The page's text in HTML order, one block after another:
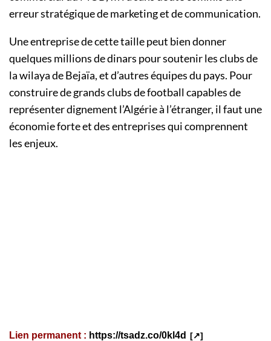
erreur stratégique de marketing et de communication.
Une entreprise de cette taille peut bien donner
quelques millions de dinars pour soutenir les clubs de
la wilaya de Bejaïa, et d’autres équipes du pays. Pour
construire de grands clubs de football capables de
représenter dignement l’Algérie à l’étranger, il faut une
économie forte et des entreprises qui comprennent
les enjeux.
Lien permanent : https://tsadz.co/0kl4d